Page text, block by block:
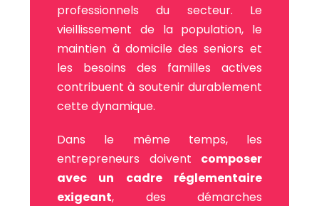
professionnels du secteur. Le
vieillissement de la population, le
maintien à domicile des seniors et
les besoins des familles actives
contribuent à soutenir durablement
cette dynamique.
Dans le même temps, les
entrepreneurs doivent composer
avec un cadre réglementaire
exigeant, des démarches